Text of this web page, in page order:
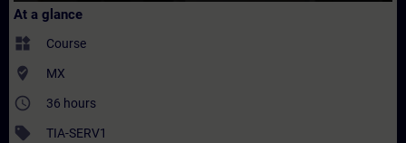
At a glance
widgets Course
where_to_vote MX
access_time 36 hours
sell TIA-SERV1